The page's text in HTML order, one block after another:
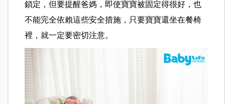
鎖定，但要提醒爸媽，即使寶寶被固定得很好，也
不能完全依賴這些安全措施，只要寶寶還坐在餐椅
裡，就一定要密切注意。